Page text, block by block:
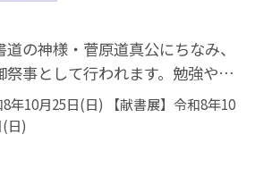
道の神様・菅原道真公にちなみ、
事として行われます。勉強や仕
筆(筆記具)の労を慰め感...
8年10月25日(日) 【献書展】令和8年10
日)